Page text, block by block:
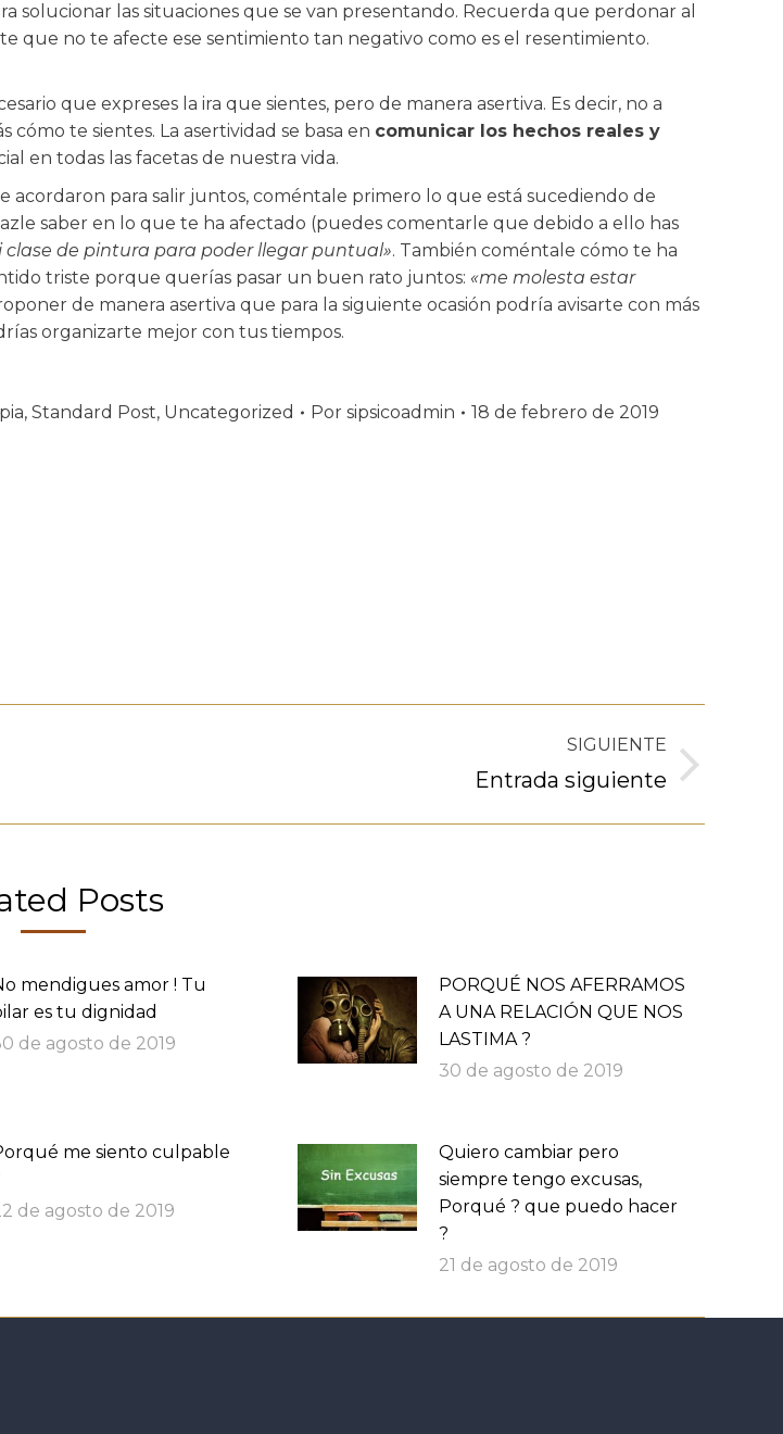
solucionar las situaciones que se van presentando. Recuerda que perdonar al
que no te afecte ese sentimiento tan negativo como es el resentimiento.
que expreses la ira que sientes, pero de manera asertiva. Es decir, no a
te sientes. La asertividad se basa en comunicar los hechos reales y
en todas las facetas de nuestra vida.
para salir juntos, coméntale primero lo que está sucediendo de
saber en lo que te ha afectado (puedes comentarle que debido a ello has
clase de pintura para poder llegar puntual». También coméntale cómo te ha
triste porque querías pasar un buen rato juntos: «me molesta estar
de manera asertiva que para la siguiente ocasión podría avisarte con más
organizarte mejor con tus tiempos.
, Standard Post, Uncategorized Por sipsicoadmin 18 de febrero de 2019
SIGUIENTE
Entrada siguiente
Posts
mendigues amor ! Tu
es tu dignidad
de agosto de 2019
PORQUÉ NOS AFERRAMOS
A UNA RELACIÓN QUE NOS
LASTIMA ?
30 de agosto de 2019
me siento culpable
de agosto de 2019
Quiero cambiar pero
siempre tengo excusas,
Porqué ? que puedo hacer
?
21 de agosto de 2019